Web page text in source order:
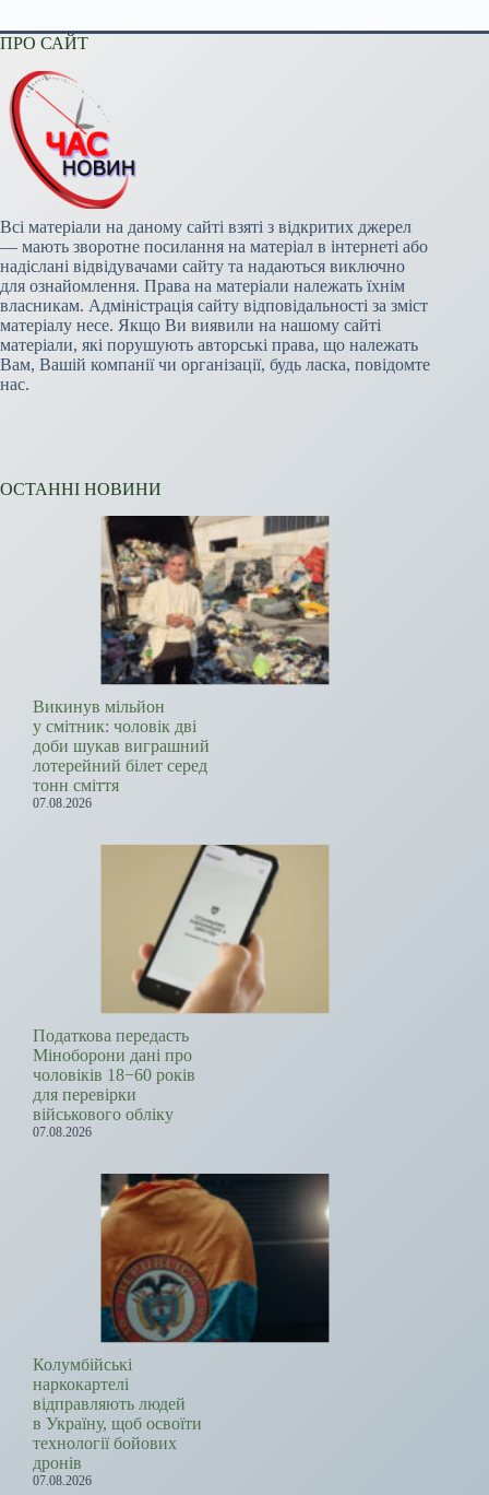
ПРО САЙТ
Всі матеріали на даному сайті взяті з відкритих джерел
— мають зворотне посилання на матеріал в інтернеті або
надіслані відвідувачами сайту та надаються виключно
для ознайомлення. Права на матеріали належать їхнім
власникам. Адміністрація сайту відповідальності за зміст
матеріалу несе. Якщо Ви виявили на нашому сайті
матеріали, які порушують авторські права, що належать
Вам, Вашій компанії чи організації, будь ласка, повідомте
нас.
ОСТАННІ НОВИНИ
Викинув мільйон
у смітник: чоловік дві
доби шукав виграшний
лотерейний білет серед
тонн сміття
07.08.2026
Податкова передасть
Міноборони дані про
чоловіків 18−60 років
для перевірки
військового обліку
07.08.2026
Колумбійські
наркокартелі
відправляють людей
в Україну, щоб освоїти
технології бойових
дронів
07.08.2026